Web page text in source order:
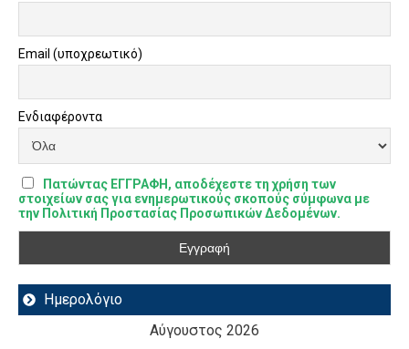
Email (υποχρεωτικό)
Ενδιαφέροντα
Πατώντας ΕΓΓΡΑΦΗ, αποδέχεστε τη χρήση των
στοιχείων σας για ενημερωτικούς σκοπούς σύμφωνα με
την Πολιτική Προστασίας Προσωπικών Δεδομένων.
Ημερολόγιο
Αύγουστος 2026